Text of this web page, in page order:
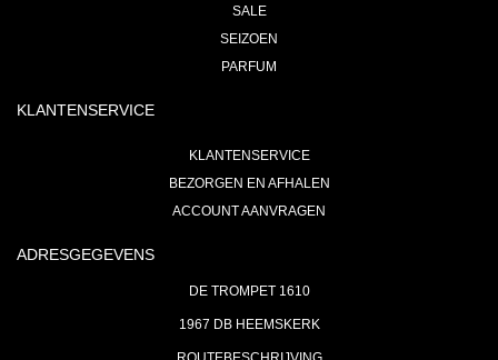
SALE
SEIZOEN
PARFUM
KLANTENSERVICE
KLANTENSERVICE
BEZORGEN EN AFHALEN
ACCOUNT AANVRAGEN
ADRESGEGEVENS
DE TROMPET 1610
1967 DB HEEMSKERK